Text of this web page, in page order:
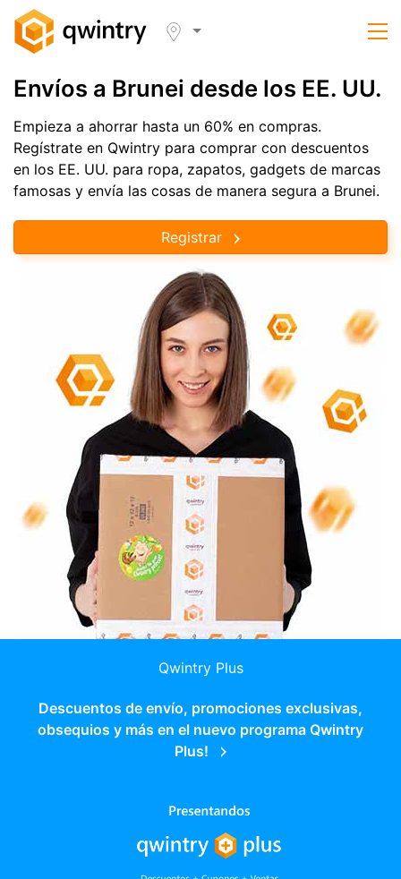
Envíos a Brunei desde los EE. UU.
Empieza a ahorrar hasta un 60% en compras.
Regístrate en Qwintry para comprar con descuentos
en los EE. UU. para ropa, zapatos, gadgets de marcas
famosas y envía las cosas de manera segura a Brunei.
Registrar
Qwintry Plus
Descuentos de envío, promociones exclusivas,
obsequios y más en el nuevo programa Qwintry
Plus!